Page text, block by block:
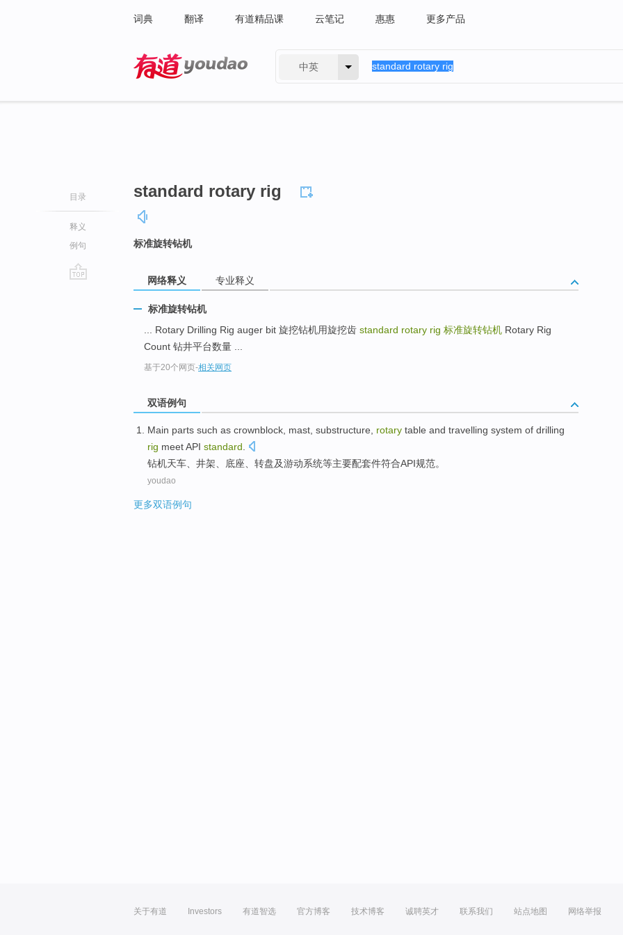
词典 翻译 有道精品课 云笔记 惠惠 更多产品
中英
目录
释义
例句
standard rotary rig
标准旋转钻机
网络释义 专业释义
标准旋转钻机
... Rotary Drilling Rig auger bit 旋挖钻机用旋挖齿 standard rotary rig 标准旋转钻机 Rotary Rig
Count 钻井平台数量 ...
基于20个网页-相关网页
双语例句
Main parts such as crownblock, mast, substructure, rotary table and travelling system of drilling
rig meetAPI standard.
钻机天车、 井架、 底座、 转盘及游动系统等主要配套件符合API规范。
youdao
更多双语例句
关于有道 Investors 有道智选 官方博客 技术博客 诚聘英才 联系我们 站点地图 网络举报